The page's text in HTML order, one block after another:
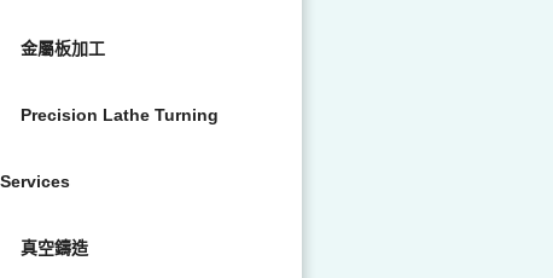
金屬板加工
Precision Lathe Turning
Services
真空鑄造